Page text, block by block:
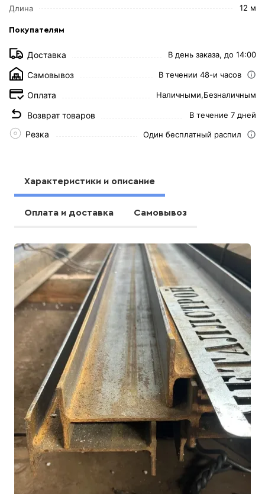
Длина
12 м
Покупателям
Доставка В день заказа, до 14:00
Самовывоз В течении 48-и часов
Оплата Наличными,Безналичным
Возврат товаров В течение 7 дней
Резка Один бесплатный распил
Характеристики и описание
Оплата и доставка Самовывоз